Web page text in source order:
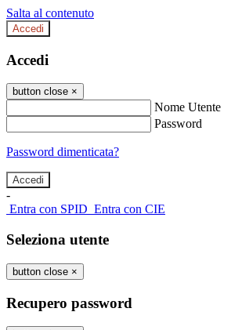
Salta al contenuto
Accedi
Accedi
button close ×
Nome Utente
Password
Password dimenticata?
-
Entra con SPID Entra con CIE
Seleziona utente
button close ×
Recupero password